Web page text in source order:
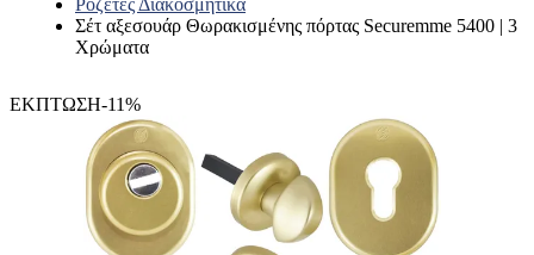
Ροζέτες Διακοσμητικά
Σέτ αξεσουάρ Θωρακισμένης πόρτας Securemme 5400 | 3
Χρώματα
ΕΚΠΤΩΣΗ-11%